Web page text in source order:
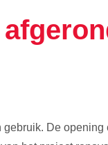
De opening